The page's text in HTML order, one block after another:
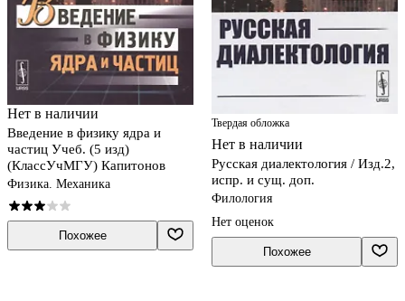
Нет в наличии
Введение в физику ядра и
частиц Учеб. (5 изд)
(КлассУчМГУ) Капитонов
Физика. Механика
Похожее
Твердая обложка
Нет в наличии
Русская диалектология / Изд.2,
испр. и сущ. доп.
Филология
Нет оценок
Похожее